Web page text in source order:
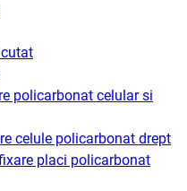
policarbonat celular si
celule policarbonat drept
placi policarbonat